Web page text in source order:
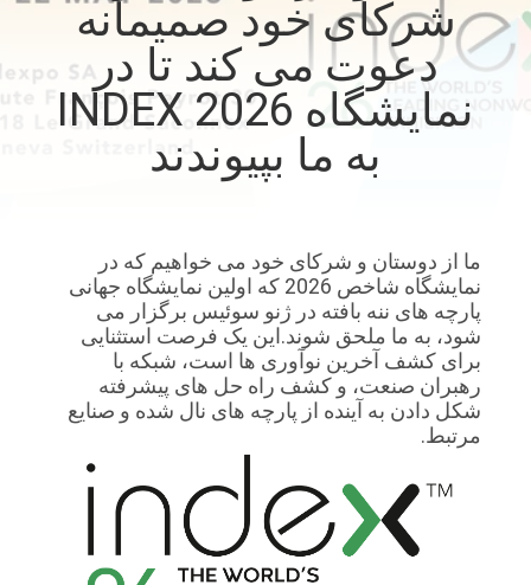
کیفیت
اخبار
پرونده
درخواست
نقل قول
شرکای خود صمیمانه
دعوت می کند تا در
نمایشگاه INDEX 2026
به ما بپیوندند
ما از دوستان و شرکای خود می خواهیم که در
نمایشگاه شاخص 2026 که اولین نمایشگاه جهانی
پارچه های ننه بافته در ژنو سوئیس برگزار می
شود، به ما ملحق شوند.این یک فرصت استثنایی
برای کشف آخرین نوآوری ها است، شبکه با
رهبران صنعت، و کشف راه حل های پیشرفته
شکل دادن به آینده از پارچه های نال شده و صنایع
مرتبط.